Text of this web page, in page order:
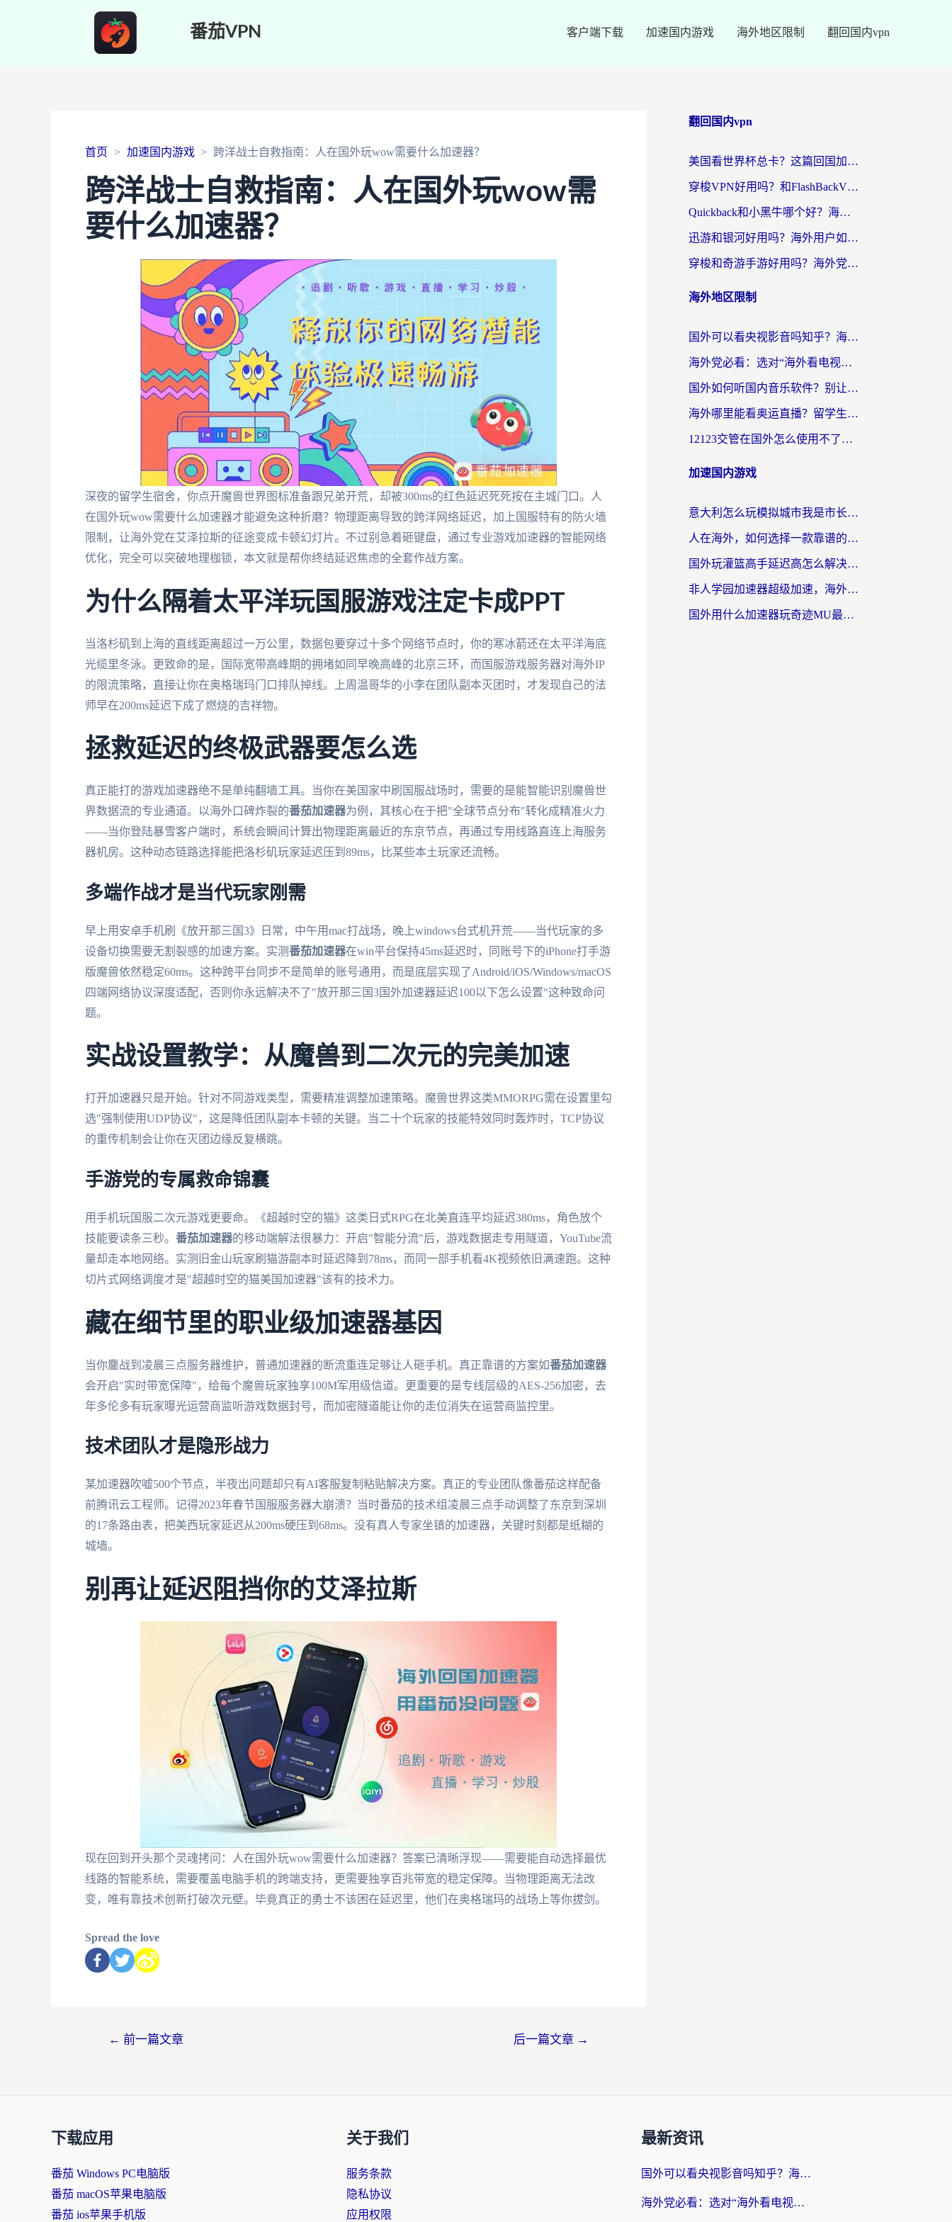
番茄VPN 客户端下载 加速国内游戏 海外地区限制 翻回国内vpn
首页 加速国内游戏 跨洋战士自救指南：人在国外玩wow需要什么加速器？
跨洋战士自救指南：人在国外玩wow需
要什么加速器？
深夜的留学生宿舍，你点开魔兽世界图标准备跟兄弟开荒，却被300ms的红色延迟死死按在主城门口。人
在国外玩wow需要什么加速器才能避免这种折磨？物理距离导致的跨洋网络延迟，加上国服特有的防火墙
限制，让海外党在艾泽拉斯的征途变成卡顿幻灯片。不过别急着砸键盘，通过专业游戏加速器的智能网络
优化，完全可以突破地理枷锁，本文就是帮你终结延迟焦虑的全套作战方案。
为什么隔着太平洋玩国服游戏注定卡成PPT
当洛杉矶到上海的直线距离超过一万公里，数据包要穿过十多个网络节点时，你的寒冰箭还在太平洋海底
光缆里冬泳。更致命的是，国际宽带高峰期的拥堵如同早晚高峰的北京三环，而国服游戏服务器对海外IP
的限流策略，直接让你在奥格瑞玛门口排队掉线。上周温哥华的小李在团队副本灭团时，才发现自己的法
师早在200ms延迟下成了燃烧的吉祥物。
拯救延迟的终极武器要怎么选
真正能打的游戏加速器绝不是单纯翻墙工具。当你在美国家中刷国服战场时，需要的是能智能识别魔兽世
界数据流的专业通道。以海外口碑炸裂的番茄加速器为例，其核心在于把"全球节点分布"转化成精准火力
——当你登陆暴雪客户端时，系统会瞬间计算出物理距离最近的东京节点，再通过专用线路直连上海服务
器机房。这种动态链路选择能把洛杉矶玩家延迟压到89ms，比某些本土玩家还流畅。
多端作战才是当代玩家刚需
早上用安卓手机刷《放开那三国3》日常，中午用mac打战场，晚上windows台式机开荒——当代玩家的多
设备切换需要无割裂感的加速方案。实测番茄加速器在win平台保持45ms延迟时，同账号下的iPhone打手游
版魔兽依然稳定60ms。这种跨平台同步不是简单的账号通用，而是底层实现了Android/iOS/Windows/macOS
四端网络协议深度适配，否则你永远解决不了"放开那三国3国外加速器延迟100以下怎么设置"这种致命问
题。
实战设置教学：从魔兽到二次元的完美加速
打开加速器只是开始。针对不同游戏类型，需要精准调整加速策略。魔兽世界这类MMORPG需在设置里勾
选"强制使用UDP协议"，这是降低团队副本卡顿的关键。当二十个玩家的技能特效同时轰炸时，TCP协议
的重传机制会让你在灭团边缘反复横跳。
手游党的专属救命锦囊
用手机玩国服二次元游戏更要命。《超越时空的猫》这类日式RPG在北美直连平均延迟380ms，角色放个
技能要读条三秒。 番茄加速器的移动端解法很暴力：开启"智能分流"后，游戏数据走专用隧道，YouTube流
量却走本地网络。实测旧金山玩家刷猫游副本时延迟降到78ms，而同一部手机看4K视频依旧满速跑。这种
切片式网络调度才是"超越时空的猫美国加速器"该有的技术力。
藏在细节里的职业级加速器基因
当你鏖战到凌晨三点服务器维护，普通加速器的断流重连足够让人砸手机。真正靠谱的方案如番茄加速器
会开启"实时带宽保障"，给每个魔兽玩家独享100M军用级信道。更重要的是专线层级的AES-256加密，去
年多伦多有玩家曝光运营商监听游戏数据封号，而加密隧道能让你的走位消失在运营商监控里。
技术团队才是隐形战力
某加速器吹嘘500个节点，半夜出问题却只有AI客服复制粘贴解决方案。真正的专业团队像番茄这样配备
前腾讯云工程师。记得2023年春节国服服务器大崩溃？当时番茄的技术组凌晨三点手动调整了东京到深圳
的17条路由表，把美西玩家延迟从200ms硬压到68ms。没有真人专家坐镇的加速器，关键时刻都是纸糊的
城墙。
别再让延迟阻挡你的艾泽拉斯
现在回到开头那个灵魂拷问：人在国外玩wow需要什么加速器？答案已清晰浮现——需要能自动选择最优
线路的智能系统，需要覆盖电脑手机的跨端支持，更需要独享百兆带宽的稳定保障。当物理距离无法改
变，唯有靠技术创新打破次元壁。毕竟真正的勇士不该困在延迟里，他们在奥格瑞玛的战场上等你拔剑。
Spread the love
← 前一篇文章 后一篇文章 →
翻回国内vpn
美国看世界杯总卡？这篇回国加速器指南帮你无缝刷国内资源（附苹果手机VPN设置步骤）
穿梭VPN好用吗？和FlashBackVPN对比哪个回国效果更好？
Quickback和小黑牛哪个好？海外党亲测指南，选对回国加速器秒回国内
迅游和银河好用吗？海外用户如何选择回国加速器实现无缝访问国内资源
穿梭和奇游手游好用吗？海外党亲测3款回国加速器，附蜜蜂加速器七天试用攻略
海外地区限制
国外可以看央视影音吗知乎？海外党亲测有效的回国加速方案
海外党必看：选对“海外看电视剧软件”，再也不用愁国内剧刷不了
国外如何听国内音乐软件？别让地域限制，断了你的中文歌单
海外哪里能看奥运直播？留学生&海外华人必看的体育赛事观赛终极指南
12123交管在国外怎么使用不了？海外华人必看的无缝访问国内资源指南
加速国内游戏
意大利怎么玩模拟城市我是市长？海外党国服游戏加速终极攻略（附三国3量子特攻解决办法）
人在海外，如何选择一款靠谱的玩剑灵2加速器？
国外玩灌篮高手延迟高怎么解决？海外玩家国服游戏加速终极指南
非人学园加速器超级加速，海外玩家重返国服的通行证
国外用什么加速器玩奇迹MU最好？2026海外玩家国服游戏加速全攻略
下载应用
番茄 Windows PC电脑版
番茄 macOS苹果电脑版
番茄 ios苹果手机版
关于我们
服务条款
隐私协议
应用权限
最新资讯
国外可以看央视影音吗知乎？海外党亲测有效的回国加速方案
海外党必看：选对“海外看电视剧软件”，再也不用愁国内剧刷不了